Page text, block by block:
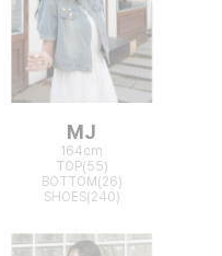
MJ
164cm
TOP(55)
BOTTOM(26)
SHOES(240)